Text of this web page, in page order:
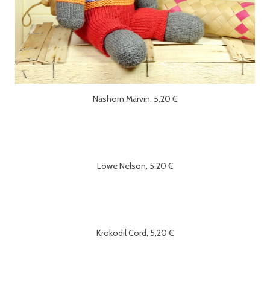
Nashorn Marvin, 5,20 €
Löwe Nelson, 5,20 €
Krokodil Cord, 5,20 €